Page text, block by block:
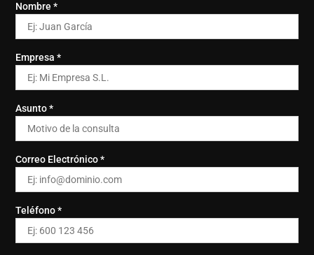
Nombre *
Empresa *
Asunto *
Correo Electrónico *
Teléfono *